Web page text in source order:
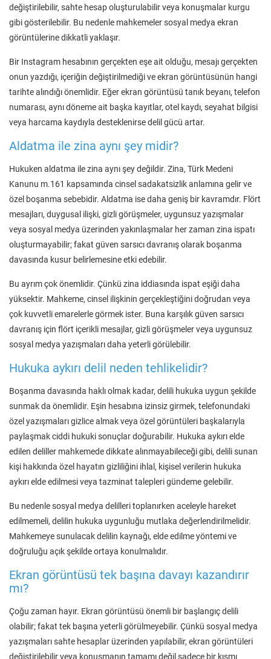
değiştirilebilir, sahte hesap oluşturulabilir veya konuşmalar kurgu
gibi gösterilebilir. Bu nedenle mahkemeler sosyal medya ekran
görüntülerine dikkatli yaklaşır.
Bir Instagram hesabının gerçekten eşe ait olduğu, mesajı gerçekten
onun yazdığı, içeriğin değiştirilmediği ve ekran görüntüsünün hangi
tarihte alındığı önemlidir. Eğer ekran görüntüsü tanık beyanı, telefon
numarası, aynı döneme ait başka kayıtlar, otel kaydı, seyahat bilgisi
veya harcama kaydıyla desteklenirse delil gücü artar.
Aldatma ile zina aynı şey midir?
Hukuken aldatma ile zina aynı şey değildir. Zina, Türk Medeni
Kanunu m.161 kapsamında cinsel sadakatsizlik anlamına gelir ve
özel boşanma sebebidir. Aldatma ise daha geniş bir kavramdır. Flört
mesajları, duygusal ilişki, gizli görüşmeler, uygunsuz yazışmalar
veya sosyal medya üzerinden yakınlaşmalar her zaman zina ispatı
oluşturmayabilir; fakat güven sarsıcı davranış olarak boşanma
davasında kusur belirlemesine etki edebilir.
Bu ayrım çok önemlidir. Çünkü zina iddiasında ispat eşiği daha
yüksektir. Mahkeme, cinsel ilişkinin gerçekleştiğini doğrudan veya
çok kuvvetli emarelerle görmek ister. Buna karşılık güven sarsıcı
davranış için flört içerikli mesajlar, gizli görüşmeler veya uygunsuz
sosyal medya yazışmaları daha yeterli görülebilir.
Hukuka aykırı delil neden tehlikelidir?
Boşanma davasında haklı olmak kadar, delili hukuka uygun şekilde
sunmak da önemlidir. Eşin hesabına izinsiz girmek, telefonundaki
özel yazışmaları gizlice almak veya özel görüntüleri başkalarıyla
paylaşmak ciddi hukuki sonuçlar doğurabilir. Hukuka aykırı elde
edilen deliller mahkemede dikkate alınmayabileceği gibi, delili sunan
kişi hakkında özel hayatın gizliliğini ihlal, kişisel verilerin hukuka
aykırı elde edilmesi veya tazminat talepleri gündeme gelebilir.
Bu nedenle sosyal medya delilleri toplanırken aceleyle hareket
edilmemeli, delilin hukuka uygunluğu mutlaka değerlendirilmelidir.
Mahkemeye sunulacak delilin kaynağı, elde edilme yöntemi ve
doğruluğu açık şekilde ortaya konulmalıdır.
Ekran görüntüsü tek başına davayı kazandırır
mı?
Çoğu zaman hayır. Ekran görüntüsü önemli bir başlangıç delili
olabilir; fakat tek başına yeterli görülmeyebilir. Çünkü sosyal medya
yazışmaları sahte hesaplar üzerinden yapılabilir, ekran görüntüleri
değiştirilebilir veya konuşmanın tamamı değil sadece bir kısmı